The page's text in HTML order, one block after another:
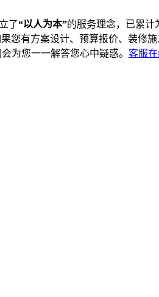
了“以人为本”的服务理念，已累计
您有方案设计、预算报价、装修
为您一一解答您心中疑惑。 客服